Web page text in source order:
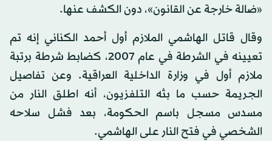
«ضالة خارجة عن القانون»، دون الكشف عنها.
وقال قاتل الهاشمي الملازم أول أحمد الكناني إنه تم
تعيينه في الشرطة في عام 2007، كضابط شرطة برتبة
ملازم أول في وزارة الداخلية العراقية. وعن تفاصيل
الجريمة حسب ما بثه التلفزيون، أنه اطلق النار من
مسدس مسجل باسم الحكومة، بعد فشل سلاحه
الشخصي في فتح النار على الهاشمي.